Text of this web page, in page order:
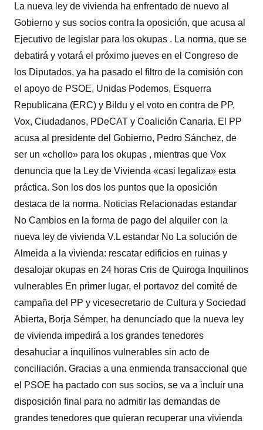
La nueva ley de vivienda ha enfrentado de nuevo al
Gobierno y sus socios contra la oposición, que acusa al
Ejecutivo de legislar para los okupas . La norma, que se
debatirá y votará el próximo jueves en el Congreso de
los Diputados, ya ha pasado el filtro de la comisión con
el apoyo de PSOE, Unidas Podemos, Esquerra
Republicana (ERC) y Bildu y el voto en contra de PP,
Vox, Ciudadanos, PDeCAT y Coalición Canaria. El PP
acusa al presidente del Gobierno, Pedro Sánchez, de
ser un «chollo» para los okupas , mientras que Vox
denuncia que la Ley de Vivienda «casi legaliza» esta
práctica. Son los dos los puntos que la oposición
destaca de la norma. Noticias Relacionadas estandar
No Cambios en la forma de pago del alquiler con la
nueva ley de vivienda V.L estandar No La solución de
Almeida a la vivienda: rescatar edificios en ruinas y
desalojar okupas en 24 horas Cris de Quiroga Inquilinos
vulnerables En primer lugar, el portavoz del comité de
campaña del PP y vicesecretario de Cultura y Sociedad
Abierta, Borja Sémper, ha denunciado que la nueva ley
de vivienda impedirá a los grandes tenedores
desahuciar a inquilinos vulnerables sin acto de
conciliación. Gracias a una enmienda transaccional que
el PSOE ha pactado con sus socios, se va a incluir una
disposición final para no admitir las demandas de
grandes tenedores que quieran recuperar una vivienda